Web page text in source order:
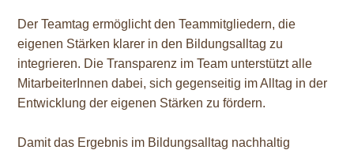
Der Teamtag ermöglicht den Teammitgliedern, die
eigenen Stärken klarer in den Bildungsalltag zu
integrieren. Die Transparenz im Team unterstützt alle
MitarbeiterInnen dabei, sich gegenseitig im Alltag in der
Entwicklung der eigenen Stärken zu fördern.
Damit das Ergebnis im Bildungsalltag nachhaltig